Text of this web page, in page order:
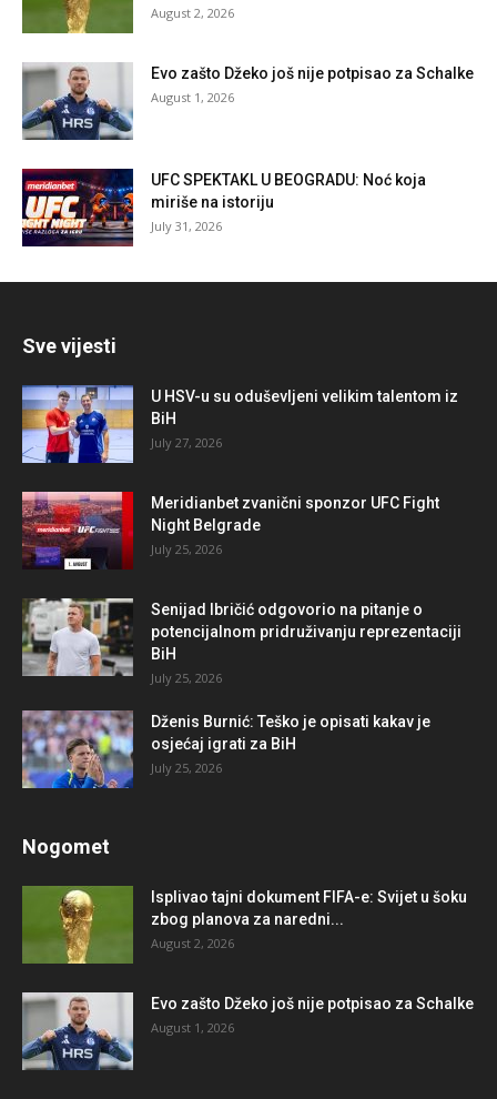
August 2, 2026
Evo zašto Džeko još nije potpisao za Schalke
August 1, 2026
UFC SPEKTAKL U BEOGRADU: Noć koja
miriše na istoriju
July 31, 2026
Sve vijesti
U HSV-u su oduševljeni velikim talentom iz
BiH
July 27, 2026
Meridianbet zvanični sponzor UFC Fight
Night Belgrade
July 25, 2026
Senijad Ibričić odgovorio na pitanje o
potencijalnom pridruživanju reprezentaciji
BiH
July 25, 2026
Dženis Burnić: Teško je opisati kakav je
osjećaj igrati za BiH
July 25, 2026
Nogomet
Isplivao tajni dokument FIFA-e: Svijet u šoku
zbog planova za naredni...
August 2, 2026
Evo zašto Džeko još nije potpisao za Schalke
August 1, 2026